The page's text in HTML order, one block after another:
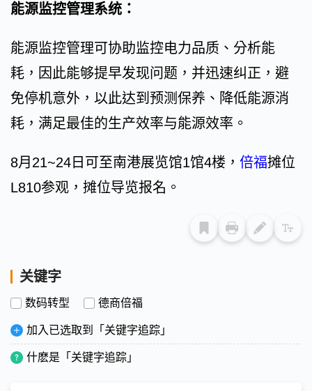
能源监控管理系统：
能源监控管理可协助监控电力品质、分析能
耗，因此能够提早发现问题，并迅速纠正，避
免停机意外，以此达到预测保养、降低能源消
耗，满足最佳的生产效率与能源效率。
8月21~24日可至南港展览馆1馆4楼， 倍福摊位
L810参观，摊位导览报名。
关键字
数码转型 德商倍福
加入已选取到「关键字追踪」
什麽是「关键字追踪」